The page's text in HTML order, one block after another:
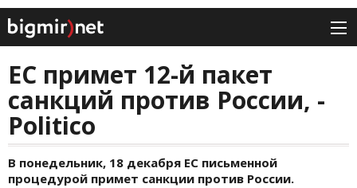
ЕС примет 12-й пакет
санкций против России, -
Politico
В понедельник, 18 декабря ЕС письменной
процедурой примет санкции против России.